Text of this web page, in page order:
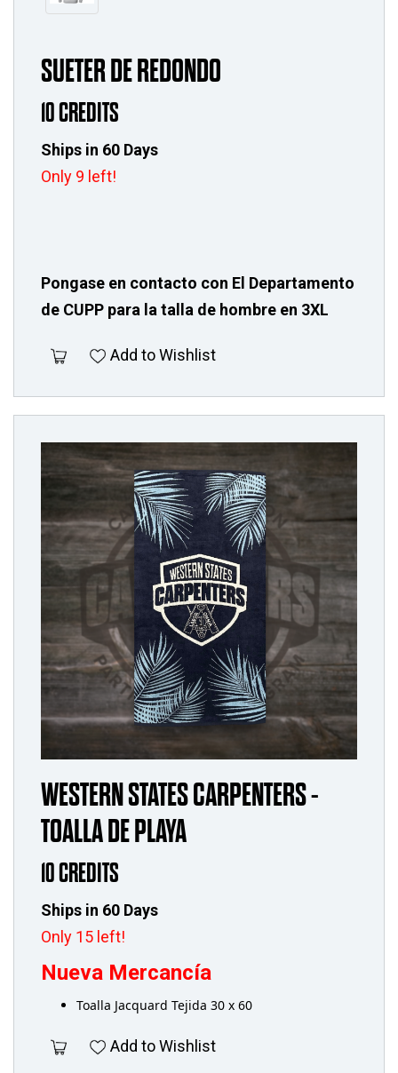
SUETER DE REDONDO
10 CREDITS
Ships in 60 Days
Only 9 left!
Pongase en contacto con El Departamento
de CUPP para la talla de hombre en 3XL
Add to Wishlist
WESTERN STATES CARPENTERS -
TOALLA DE PLAYA
10 CREDITS
Ships in 60 Days
Only 15 left!
Nueva Mercancía
Toalla Jacquard Tejida 30 x 60
Add to Wishlist